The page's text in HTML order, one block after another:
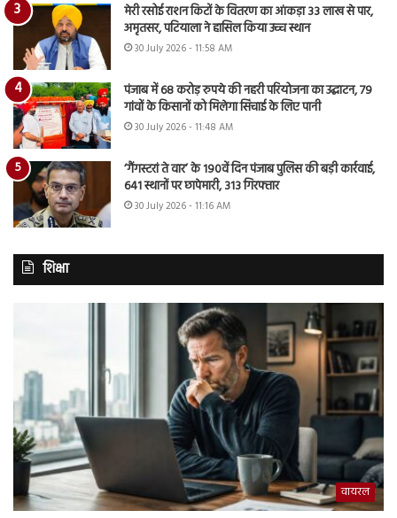
मेरी रसोई राशन किटों के वितरण का आंकड़ा 33 लाख से पार,
अमृतसर, पटियाला ने हासिल किया उच्च स्थान
30 July 2026 - 11:58 AM
पंजाब में 68 करोड़ रुपये की नहरी परियोजना का उद्घाटन, 79
गांवों के किसानों को मिलेगा सिंचाई के लिए पानी
30 July 2026 - 11:48 AM
‘गैंगस्टरां ते वार’ के 190वें दिन पंजाब पुलिस की बड़ी कार्रवाई,
641 स्थानों पर छापेमारी, 313 गिरफ्तार
30 July 2026 - 11:16 AM
शिक्षा
वायरल